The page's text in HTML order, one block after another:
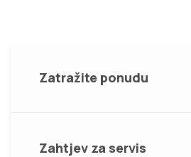
Zatražite ponudu
Zahtjev za servis